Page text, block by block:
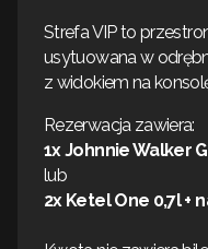
Strefa VIP to
usytuowana w
z widokiem na
Rezerwacja zawiera:
1x Johnnie Walker
lub
2x Ketel One 0,7l +